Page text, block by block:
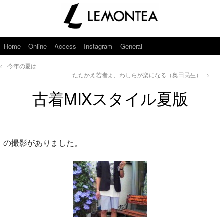
Home Online Access Instagram General
← 今年の夏は
たたかえ若者よ、わしらが楽になる（奥田民生） →
古着MIXスタイル夏版
の撮影がありました。